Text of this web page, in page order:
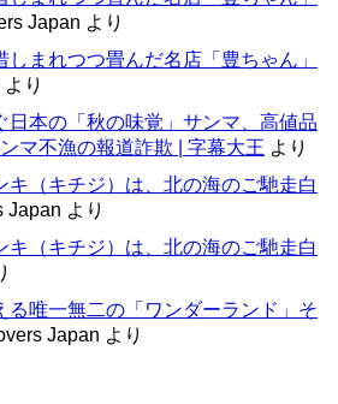
Japan より
まれつつ畳んだ名店「豊ちゃん」
より
日本の「秋の味覚」サンマ、高値品
マ不漁の報道詐欺 | 字幕大王 より
キ（キチジ）は、北の海のご馳走白
Japan より
キ（キチジ）は、北の海のご馳走白
る唯一無二の「ワンダーランド」そ
Japan より